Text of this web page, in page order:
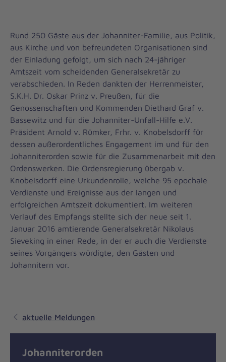
Rund 250 Gäste aus der Johanniter-Familie, aus Politik,
aus Kirche und von befreundeten Organisationen sind
der Einladung gefolgt, um sich nach 24-jähriger
Amtszeit vom scheidenden Generalsekretär zu
verabschieden. In Reden dankten der Herrenmeister,
S.K.H. Dr. Oskar Prinz v. Preußen, für die
Genossenschaften und Kommenden Diethard Graf v.
Bassewitz und für die Johanniter-Unfall-Hilfe e.V.
Präsident Arnold v. Rümker, Frhr. v. Knobelsdorff für
dessen außerordentliches Engagement im und für den
Johanniterorden sowie für die Zusammenarbeit mit den
Ordenswerken. Die Ordensregierung übergab v.
Knobelsdorff eine Urkundenrolle, welche 95 epochale
Verdienste und Ereignisse aus der langen und
erfolgreichen Amtszeit dokumentiert. Im weiteren
Verlauf des Empfangs stellte sich der neue seit 1.
Januar 2016 amtierende Generalsekretär Nikolaus
Sieveking in einer Rede, in der er auch die Verdienste
seines Vorgängers würdigte, den Gästen und
Johannitern vor.
aktuelle Meldungen
Johanniterorden